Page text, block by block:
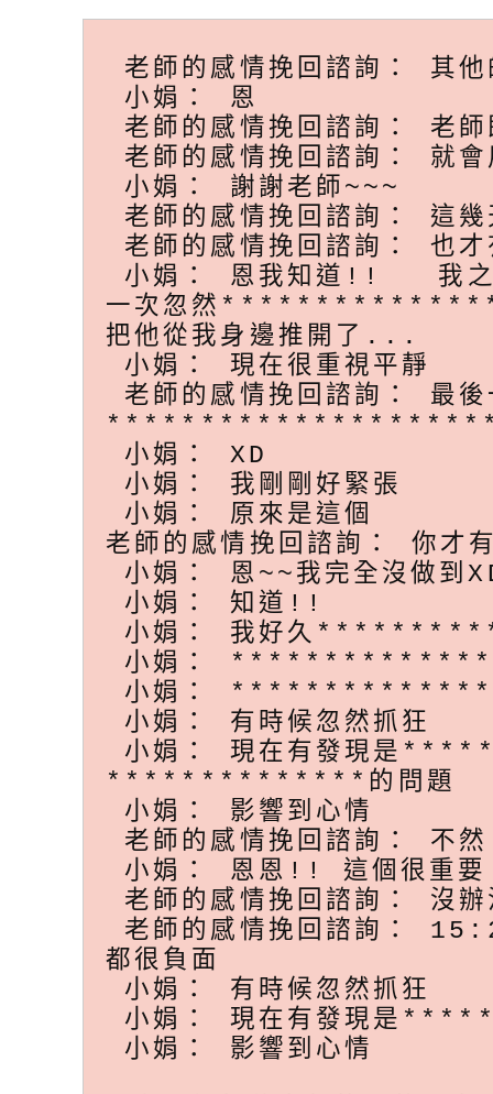
老師的感情挽回諮詢： 其他
小娟： 恩
老師的感情挽回諮詢： 老師
老師的感情挽回諮詢： 就會
小娟： 謝謝老師~~~
老師的感情挽回諮詢： 這幾
老師的感情挽回諮詢： 也才
小娟： 恩我知道!! 我之
一次忽然
把他從我身邊推開了...
小娟： 現在很重視平靜
老師的感情挽回諮詢： 最
小娟： XD
小娟： 我剛剛好緊張
小娟： 原來是這個
老師的感情挽回諮詢： 你才
小娟： 恩~~我完全沒做到
小娟： 知道!!
小娟： 我好久
小娟：
小娟：
小娟： 有時候忽然抓狂
小娟： 現在有發現是
**************的問題
小娟： 影響到心情
老師的感情挽回諮詢： 不
小娟： 恩恩!! 這個很重要
老師的感情挽回諮詢： 沒辦
老師的感情挽回諮詢：
都很負面
小娟： 有時候忽然抓狂
小娟： 現在有發現是
小娟： 影響到心情